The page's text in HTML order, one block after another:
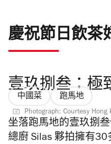
慶祝節日飲茶
壹玖捌叁：極
中國菜 跑馬地
Photograph: Courtesy Hong
坐落跑馬地的壹玖捌
總廚 Silas 夥拍擁有